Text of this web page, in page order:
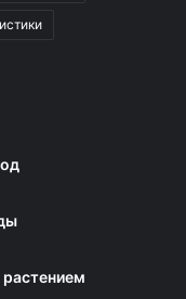
растением